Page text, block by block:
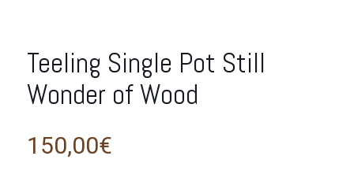
Teeling Single Pot Still
Wonder of Wood
150,00€